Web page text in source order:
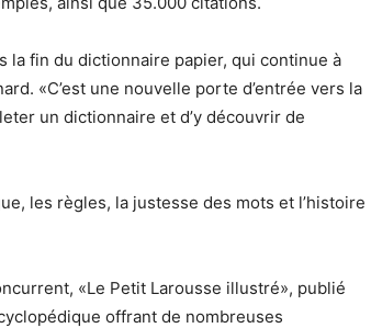
la fin du dictionnaire papier, qui continue à
«C’est une nouvelle porte d’entrée vers la
un dictionnaire et d’y découvrir de
les règles, la justesse des mots et l’histoire
«Le Petit Larousse illustré», publié
offrant de nombreuses